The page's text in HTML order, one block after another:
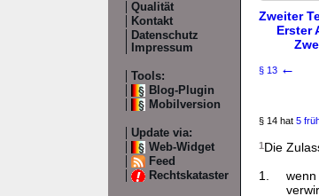
Qualität
Kontakt
Datenschutz
Impressum
Tools:
Blog-Plugin
Mobilversion
Update via:
Web-Widget
Feed
Rechtskataster
Zweiter
Erster
§ 13 ←
§ 14 hat 5
1Die
1.